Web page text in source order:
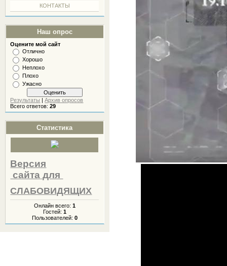
КОНТАКТЫ
Наш опрос
Оцените мой сайт
Отлично
Хорошо
Неплохо
Плохо
Ужасно
Результаты |Архив опросов
Всего ответов:29
Статистика
Версия
сайта для
СЛАБОВИДЯЩИХ
Онлайн всего: 1
Гостей: 1
Пользователей: 0